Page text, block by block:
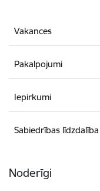
Vakances
Pakalpojumi
Iepirkumi
Sabiedrības līdzdalība
Noderīgi